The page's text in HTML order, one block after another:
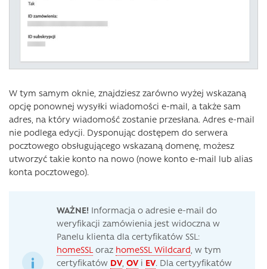
W tym samym oknie, znajdziesz zarówno wyżej wskazaną
opcję ponownej wysyłki wiadomości e-mail, a także sam
adres, na który wiadomość zostanie przesłana. Adres e-mail
nie podlega edycji. Dysponując dostępem do serwera
pocztowego obsługującego wskazaną domenę, możesz
utworzyć takie konto na nowo (nowe konto e-mail lub alias
konta pocztowego).
WAŻNE! Informacja o adresie e-mail do
weryfikacji zamówienia jest widoczna w
Panelu klienta dla certyfikatów SSL:
homeSSL oraz homeSSL Wildcard , w tym
certyfikatów DV, OVi EV. Dla certyyfikatów